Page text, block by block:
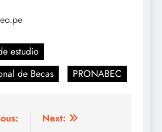
estudio
de Becas
PRONABEC
Next: